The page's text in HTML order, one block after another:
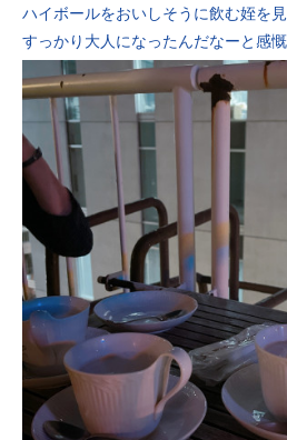
ハイボールをおいしそうに飲む姪を見
すっかり大人になったんだなーと感慨